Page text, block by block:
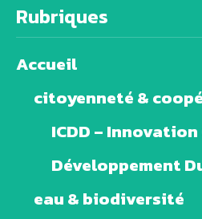
Rubriques
Accueil
citoyenneté &
ICDD –
Développement
eau & biodiversité